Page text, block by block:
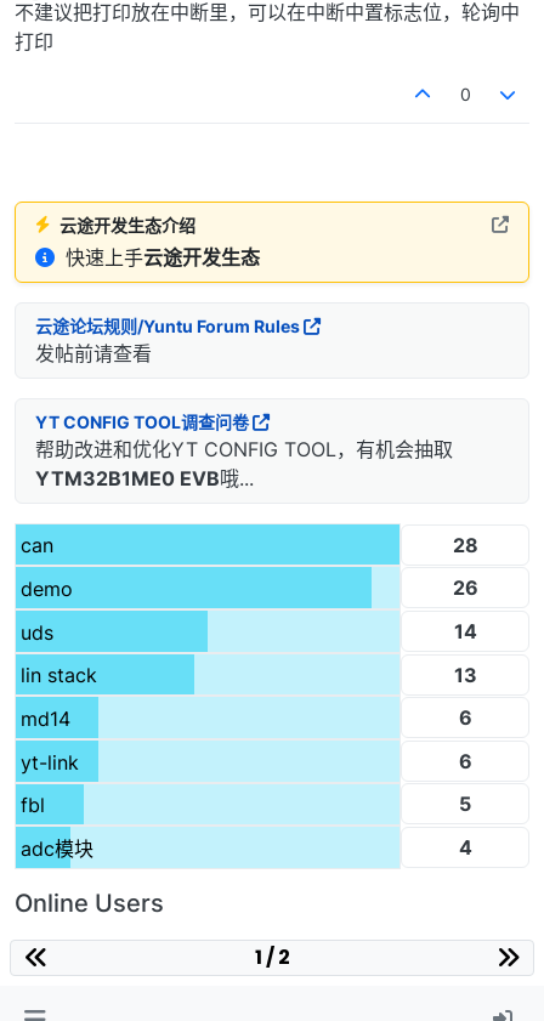
离线
不建议把打印放在中断里，可以在中断中置标志位，轮询中
打印
0
云途开发生态介绍
快速上手云途开发生态
云途论坛规则/Yuntu Forum Rules
发帖前请查看
YT CONFIG TOOL调查问卷
帮助改进和优化YT CONFIG TOOL，有机会抽取
YTM32B1ME0 EVB哦...
can
28
demo
26
uds
14
lin stack
13
md14
6
yt-link
6
fbl
5
adc模块
4
Online Users
1 / 2